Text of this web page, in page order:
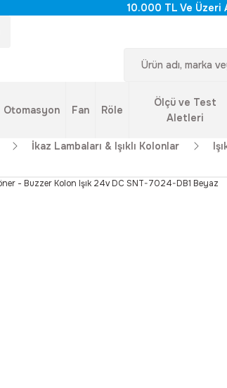
10.000 TL Ve Üzeri
Otomasyon Fan Röle
Ölçü ve Test
Aletleri
İkaz Lambaları & Işıklı Kolonlar